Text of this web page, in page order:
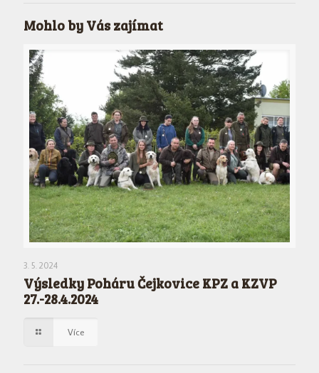
Mohlo by Vás zajímat
3. 5. 2024
Výsledky Poháru Čejkovice KPZ a KZVP
27.-28.4.2024
Více